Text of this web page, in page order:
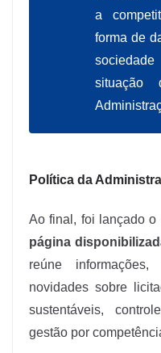
a
forma de
situação
Política da
Ao final, foi lançado o
página
reúne
novidades sobre
sustentáveis,
gestão por